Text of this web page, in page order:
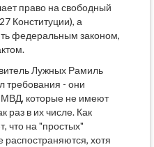
право на свободный
Конституции), а
федеральным законом,
Лужных Рамиль
требования - они
МВД, которые не имеют
раз в их числе. Как
что на "простых"
распостраняются, хотя